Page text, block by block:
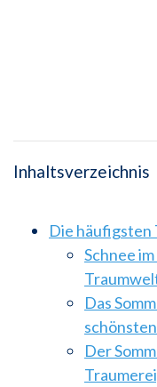
Inhaltsverzeichnis
Die häufigsten
Schnee
Das
Der